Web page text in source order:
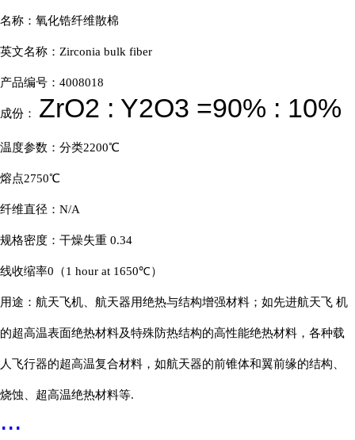
名称：氧化锆纤维散棉
英文名称：Zirconia bulk fiber
产品编号：4008018
成份： ZrO2 : Y2O3 =90% : 10%
温度参数：分类2200℃
熔点2750℃
纤维直径：N/A
规格密度：干燥失重 0.34
线收缩率0（1 hour at 1650℃）
用途： 航天飞机、航天器用绝热与结构增强材料；如先进航天飞 机
的超高温表面绝热材料及特殊防热结构的高性能绝热材料，各种载
人飞行器的超高温复合材料，如航天器的前锥体和翼前缘的结构、
烧蚀、超高温绝热材料等.
...